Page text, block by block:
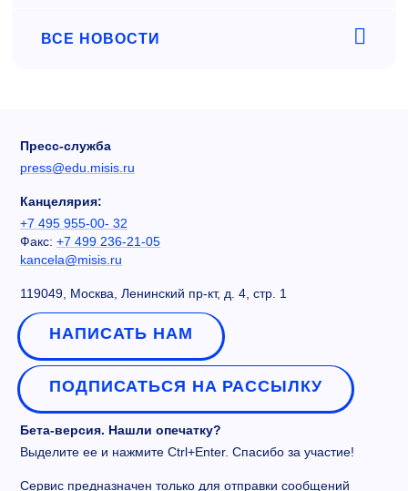
ВСЕ НОВОСТИ
Пресс-служба
press@edu.misis.ru
Канцелярия:
+7 495 955-00- 32
Факс: +7 499 236-21-05
kancela@misis.ru
119049, Москва, Ленинский пр-кт, д. 4, стр. 1
НАПИСАТЬ НАМ
ПОДПИСАТЬСЯ НА РАССЫЛКУ
Бета-версия. Нашли опечатку?
Выделите ее и нажмите Ctrl+Enter. Спасибо за участие!
Сервис предназначен только для отправки сообщений